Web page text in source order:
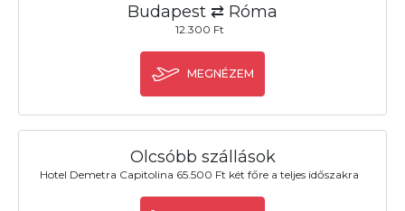
Budapest ⇄ Róma
12.300 Ft
MEGNÉZEM
Olcsóbb szállások
Hotel Demetra Capitolina 65.500 Ft két főre a teljes időszakra